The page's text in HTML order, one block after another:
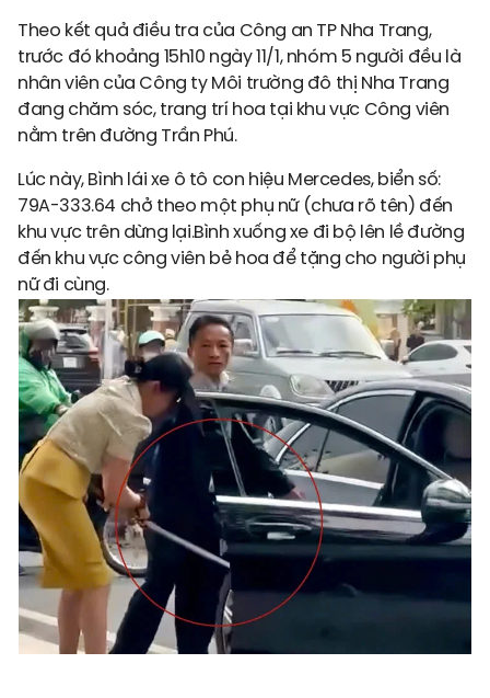
Theo kết quả điều tra của Công an TP Nha Trang,
trước đó khoảng 15h10 ngày 11/1, nhóm 5 người đều là
nhân viên của Công ty Môi trường đô thị Nha Trang
đang chăm sóc, trang trí hoa tại khu vực Công viên
nằm trên đường Trần Phú.
Lúc này, Bình lái xe ô tô con hiệu Mercedes, biển số:
79A-333.64 chở theo một phụ nữ (chưa rõ tên) đến
khu vực trên dừng lại.Bình xuống xe đi bộ lên lề đường
đến khu vực công viên bẻ hoa để tặng cho người phụ
nữ đi cùng.